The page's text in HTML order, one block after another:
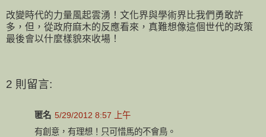
改變時代的力量風起雲湧！文化界與學術界比我們勇敢許
多，但，從政府麻木的反應看來，真難想像這個世代的政策
最後會以什麼樣貌來收場！
2 則留言:
匿名 5/29/2012 8:57 上午
有創意，有理想！只可惜馬的不會鳥。